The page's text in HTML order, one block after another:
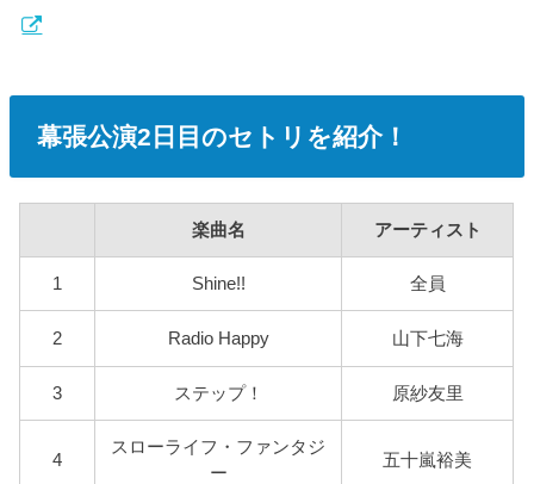
幕張公演2日目のセトリを紹介！
楽曲名 アーティスト
1 Shine!! 全員
2 Radio Happy 山下七海
3 ステップ！ 原紗友里
4
スローライフ・ファンタジ
ー
五十嵐裕美